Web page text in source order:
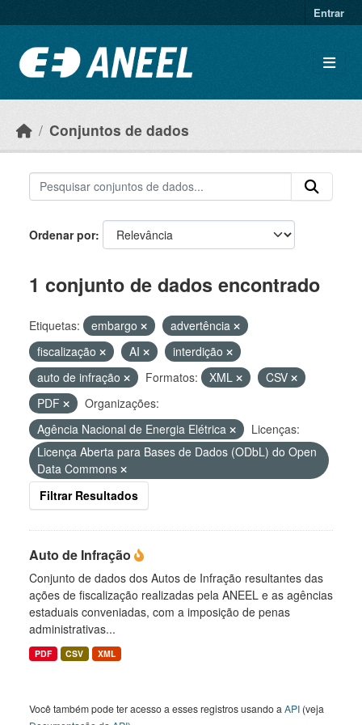
Entrar
Conjuntos de dados
Ordenar por
1 conjunto de dados encontrado
Etiquetas: embargo
advertência
fiscalização
AI
interdição
auto de infração
Formatos: XML
CSV
PDF
Organizações:
Agência Nacional de Energia Elétrica
Licenças:
Licença Aberta para Bases de Dados (ODbL) do Open
Data Commons
Filtrar Resultados
Auto de Infração
Conjunto de dados dos Autos de Infração resultantes das
ações de fiscalização realizadas pela ANEEL e as agências
estaduais conveniadas, com a imposição de penas
administrativas...
PDF CSV XML
Você também pode ter acesso a esses registros usando a API (veja